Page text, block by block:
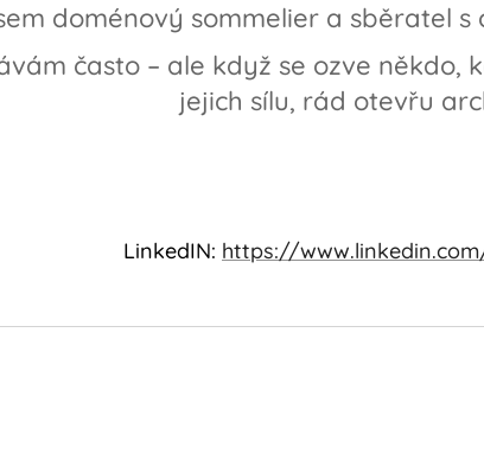
doménový sommelier a sběratel s
často – ale když se ozve někdo,
jejich sílu, rád otevřu
LinkedIN: https://